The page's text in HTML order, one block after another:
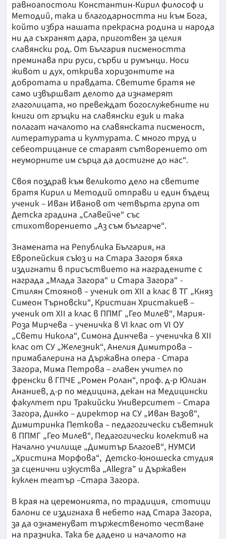
равноапостоли Константин-Кирил философ и
Методий, така и благодарността ни към Бога,
който избра нашата прекрасна родина и народа
ни да съхранят дара, приготвен за целия
славянски род. От България писмеността
преминава при руси, сърби и румънци. Носи
живот и дух, открива хоризонтите на
добротата и правдата. Светите братя не
само извършват делото да изнамерят
глаголицата, но превеждат богослужебните ни
книги от гръцки на славянски език и така
полагат началото на славянската писменост,
литературата и културата. С много труд и
себеотрицание се стараят сътворението от
неуморните им сърца да достигне до нас“.
Своя поздрав към великото дело на светите
братя Кирил и Методий отправи и един бъдещ
ученик – Иван Иванов от четвърта група от
Детска градина „Славейче“ със
стихотворението „Аз съм българче“.
Знамената на Република България, на
Европейския съюз и на Стара Загоря бяха
издигнати в присъствието на наградените с
награда „Млада Загора“ и Стара Загора“ -
Стилян Стоянов – ученик от XII а клас в ТГ „Княз
Симеон Търновски“, Кристиан Христакиев –
ученик от XII а клас в ППМГ „Гео Милев“, Мария-
Роза Мирчева – ученичка в VI клас от VI ОУ
„Свети Никола“, Симона Динчева – ученичка в XII
клас от СУ „Железник“, Анелия Димитрова –
примабалерина на Държавна опера - Стара
Загора, Мима Петрова – главен учител по
френски в ГПЧЕ „Ромен Ролан“, проф. д-р Юлиан
Ананиев, д-р по медицина, декан на Медицински
факултет при Тракийски Университет – Стара
Загора, Динко – директор на СУ „Иван Вазов“,
Димитринка Петкова – педагогически съветник
в ППМГ „Гео Милев“, Педагогически колектив на
Начално училище „Димитър Благоев“, НУМСИ
„Христина Морфова“, Детско-юношеска студия
за сценични изкуства „Allegra” и Държавен
куклен театър –Стара Загора.
В края на церемонията, по традиция, стотици
балони се издигнаха в небето над Стара Загора,
за да ознаменуват тържественото честване
на празника. Така бе дадено и началото на